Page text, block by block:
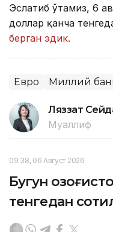
Эслатиб ўтамиз, 6
доллар қанча
берган эдик.
Евро Миллий
Ляззат
Муаллиф
09:38, 06 Август 2026
Бугун
тенгедан